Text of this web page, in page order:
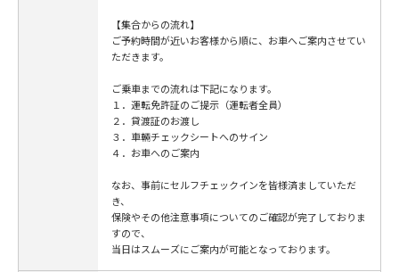
【集合からの流れ】
ご予約時間が近いお客様から順に、お車へご案内させてい
ただきます。
ご乗車までの流れは下記になります。
１．運転免許証のご提示（運転者全員）
２．貸渡証のお渡し
３．車輛チェックシートへのサイン
４．お車へのご案内
なお、事前にセルフチェックインを皆様済ましていただ
き、
保険やその他注意事項についてのご確認が完了しておりま
すので、
当日はスムーズにご案内が可能となっております。